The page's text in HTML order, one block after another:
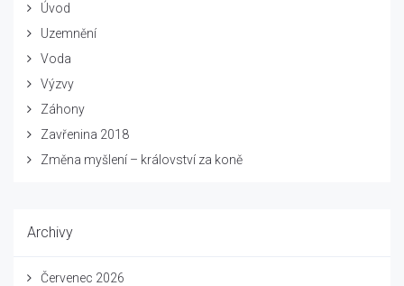
Úvod
Uzemnění
Voda
Výzvy
Záhony
Zavřenina 2018
Změna myšlení – království za koně
Archivy
Červenec 2026